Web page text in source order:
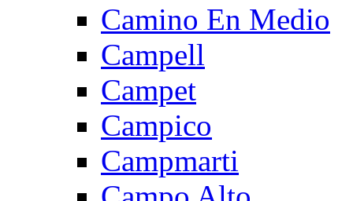
Camino En Medio
Campell
Campet
Campico
Campmarti